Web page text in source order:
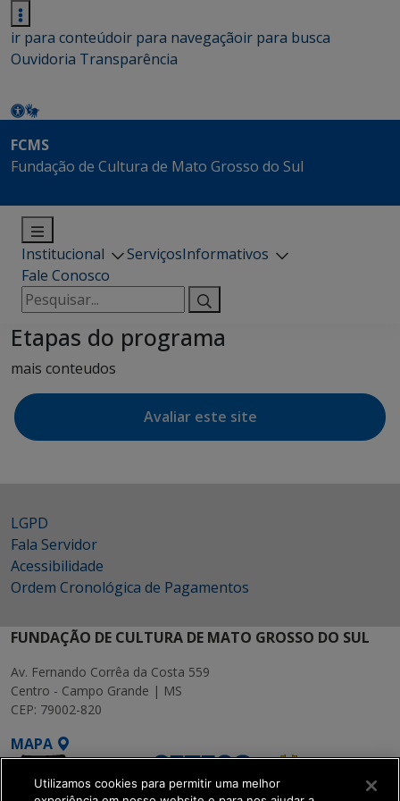
ir para conteúdoir para navegaçãoir para busca
Ouvidoria Transparência
FCMS
Fundação de Cultura de Mato Grosso do Sul
Institucional ServiçosInformativos
Fale Conosco
Pesquisar
por:
Etapas do programa
mais conteudos
Avaliar este site
LGPD
Fala Servidor
Acessibilidade
Ordem Cronológica de Pagamentos
FUNDAÇÃO DE CULTURA DE MATO GROSSO DO SUL
Av. Fernando Corrêa da Costa 559
Centro - Campo Grande | MS
CEP: 79002-820
MAPA
Utilizamos cookies para permitir uma melhor